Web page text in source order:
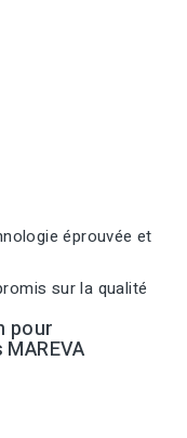
éprouvée et
sur la qualité
pour